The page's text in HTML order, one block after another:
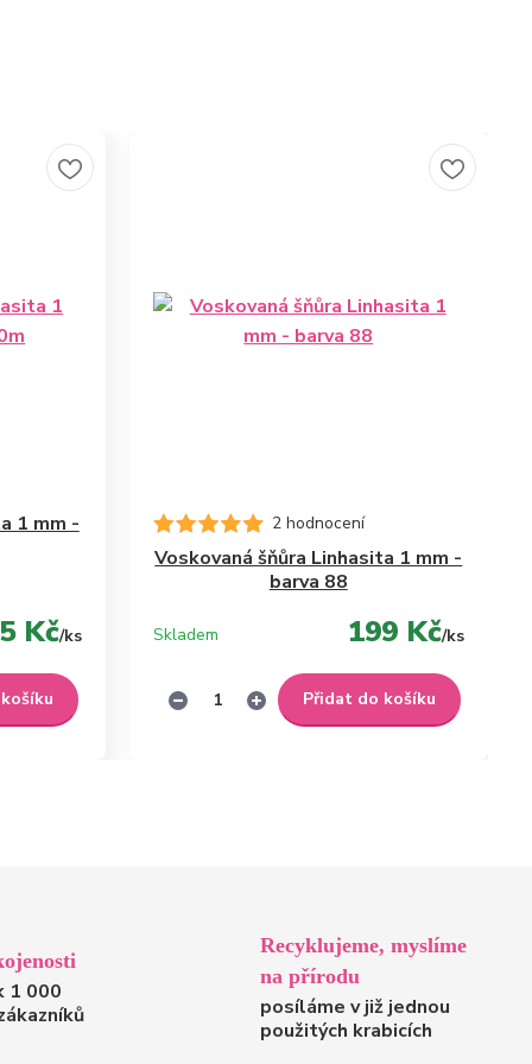
1 mm -
Kč/ks
2 hodnocení
Voskovaná šňůra Linhasita 1 mm -
barva 88
199 Kč/ks
Skladem
Přidat do košíku
1 000
Recyklujeme, myslíme
na přírodu
posíláme v již jednou
použitých krabicích